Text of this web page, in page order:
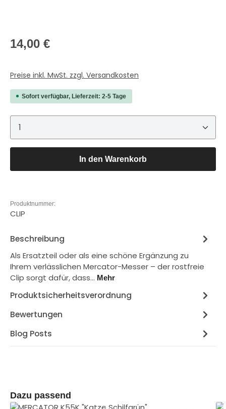
Regulärer Preis:
14,00 €
Preise inkl. MwSt. zzgl. Versandkosten
Sofort verfügbar, Lieferzeit: 2-5 Tage
Produkt Anzahl: Gib den gewünschten Wert
In den Warenkorb
Produktnummer:
CLIP
Beschreibung
Als Ersatzteil oder als eine schöne Ergänzung zu
Ihrem verlässlichen Mercator-Messer – der rostfreie
Clip sorgt dafür, dass… Mehr
Produktsicherheitsverordnung
Bewertungen
Blog Posts
Produktgalerie überspringen
Dazu passend